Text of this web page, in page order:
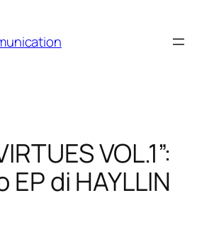
VOL.1”:
EP di HAYLLIN